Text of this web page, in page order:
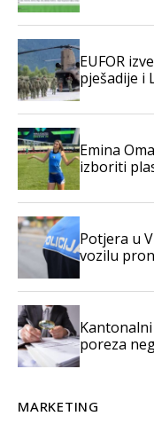
EUFOR
pješadije i
Emina
izboriti
Potjera u
vozilu
poreza
MARKETING